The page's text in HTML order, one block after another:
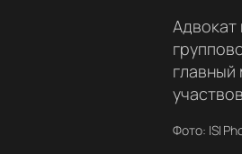
Адвокат
главный
Фото: ISI